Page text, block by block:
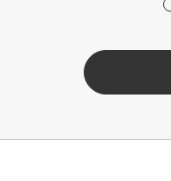
(2) 当社サービス及び当社がKWブ
(3) 当社の商品、サービス等のご案
(4) 当社サービスに関する当社の規約
る行為に対する対応のため
の開発等に役立てるため